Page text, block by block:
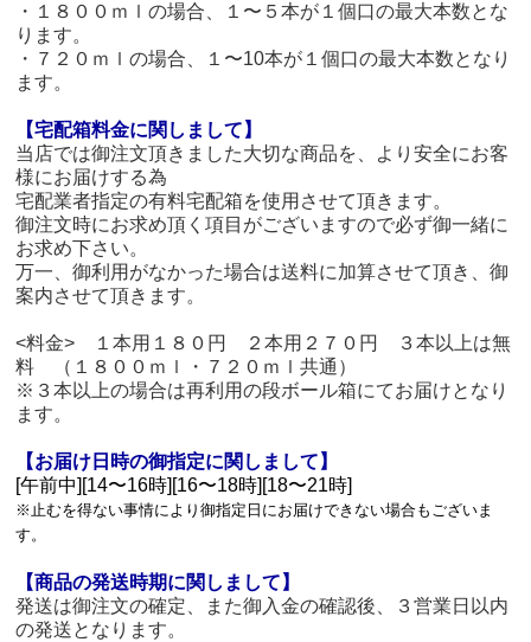
・１８００ｍｌの場合、１〜５本が１個口の最大本数とな
ります。
・７２０ｍｌの場合、１〜10本が１個口の最大本数となり
ます。
【宅配箱料金に関しまして】
当店では御注文頂きました大切な商品を、より安全にお客
様にお届けする為
宅配業者指定の有料宅配箱を使用させて頂きます。
御注文時にお求め頂く項目がございますので必ず御一緒に
お求め下さい。
万一、御利用がなかった場合は送料に加算させて頂き、御
案内させて頂きます。
<料金> １本用１８０円 ２本用２７０円 ３本以上は無
料 （１８００ｍｌ・７２０ｍｌ共通）
※３本以上の場合は再利用の段ボール箱にてお届けとなり
ます。
【お届け日時の御指定に関しまして】
[午前中][14〜16時][16〜18時][18〜21時]
※止むを得ない事情により御指定日にお届けできない場合もございま
す。
【商品の発送時期に関しまして】
発送は御注文の確定、また御入金の確認後、３営業日以内
の発送となります。